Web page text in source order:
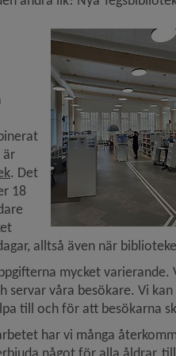
gruppledare på
är
Länk till annan webbplats.
. Det
18
alltså även när
mycket
servar våra besökare. Vi
till och för att besökarna
har vi många